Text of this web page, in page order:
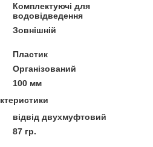
Комплектуючі для
водовідведення
Зовнішній
Пластик
Організований
100 мм
відвід двухмуфтовий
87 гр.